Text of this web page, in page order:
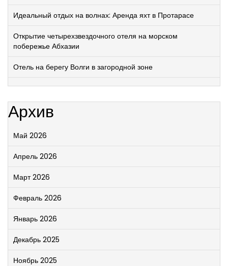
Идеальный отдых на волнах: Аренда яхт в Протарасе
Открытие четырехзвездочного отеля на морском
побережье Абхазии
Отель на берегу Волги в загородной зоне
Архив
Май 2026
Апрель 2026
Март 2026
Февраль 2026
Январь 2026
Декабрь 2025
Ноябрь 2025